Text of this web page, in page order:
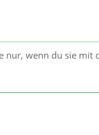
nur, wenn du sie mit